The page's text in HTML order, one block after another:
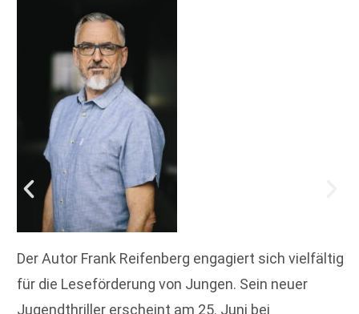
Der Autor Frank Reifenberg engagiert sich vielfältig
für die Leseförderung von Jungen. Sein neuer
Jugendthriller erscheint am 25. Juni bei